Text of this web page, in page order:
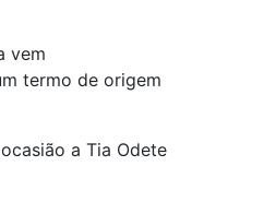
vem
termo de origem
a Tia Odete